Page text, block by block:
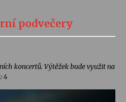
podvečery
koncertů. Výtěžek bude využit na
4